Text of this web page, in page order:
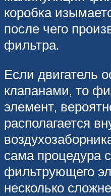
коробка
после чего
фильтра.
Если двигатель
клапанами, то
элемент,
располагается
сама процедура
фильтрующего
несколько